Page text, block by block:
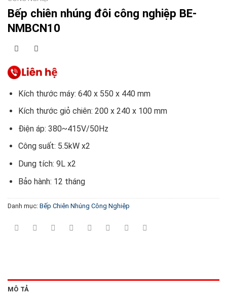
Bếp chiên nhúng đôi công nghiệp BE-
NMBCN10
Kích thước máy: 640 x 550 x 440 mm
Kích thước giỏ chiên: 200 x 240 x 100 mm
Điện áp: 380~415V/50Hz
Công suất: 5.5kW x2
Dung tích: 9L x2
Bảo hành: 12 tháng
Danh mục: Bếp Chiên Nhúng Công Nghiệp
MÔ TẢ